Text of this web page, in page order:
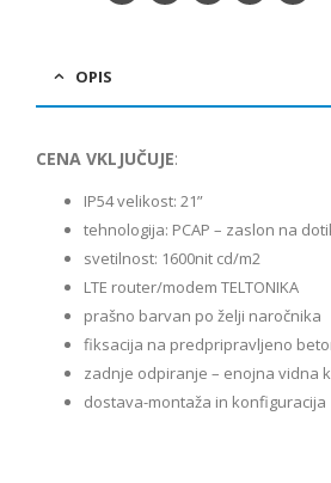
OPIS
CENA VKLJUČUJE:
IP54 velikost: 21”
tehnologija: PCAP – zaslon na
svetilnost: 1600nit cd/m2
LTE router/modem TELTONIKA
prašno barvan po želji naročnika
fiksacija na predpripravljeno
zadnje odpiranje – enojna vidna
dostava-montaža in konfiguracija